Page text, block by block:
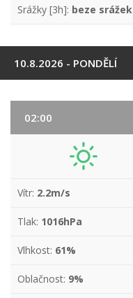
Srážky [3h]: beze srážek
10.8.2026 - PONDĚLÍ
02:00
Vítr: 2.2m/s
Tlak: 1016hPa
Vlhkost: 61%
Oblačnost: 9%